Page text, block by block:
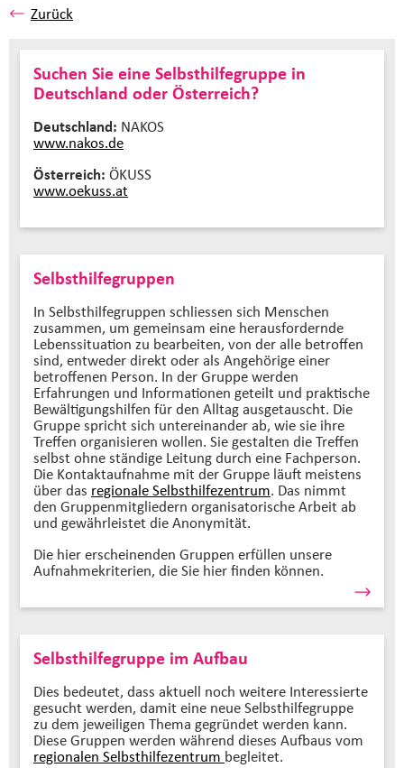
Zurück
Suchen Sie eine Selbsthilfegruppe in
Deutschland oder Österreich?
Deutschland: NAKOS
www.nakos.de
Österreich: ÖKUSS
www.oekuss.at
Selbsthilfegruppen
In Selbsthilfegruppen schliessen sich Menschen
zusammen, um gemeinsam eine herausfordernde
Lebenssituation zu bearbeiten, von der alle betroffen
sind, entweder direkt oder als Angehörige einer
betroffenen Person. In der Gruppe werden
Erfahrungen und Informationen geteilt und praktische
Bewältigungshilfen für den Alltag ausgetauscht. Die
Gruppe spricht sich untereinander ab, wie sie ihre
Treffen organisieren wollen. Sie gestalten die Treffen
selbst ohne ständige Leitung durch eine Fachperson.
Die Kontaktaufnahme mit der Gruppe läuft meistens
über das regionale Selbsthilfezentrum. Das nimmt
den Gruppenmitgliedern organisatorische Arbeit ab
und gewährleistet die Anonymität.
Die hier erscheinenden Gruppen erfüllen unsere
Aufnahmekriterien, die Sie hier finden können.
Selbsthilfegruppe im Aufbau
Dies bedeutet, dass aktuell noch weitere Interessierte
gesucht werden, damit eine neue Selbsthilfegruppe
zu dem jeweiligen Thema gegründet werden kann.
Diese Gruppen werden während dieses Aufbaus vom
regionalen Selbsthilfezentrum begleitet.